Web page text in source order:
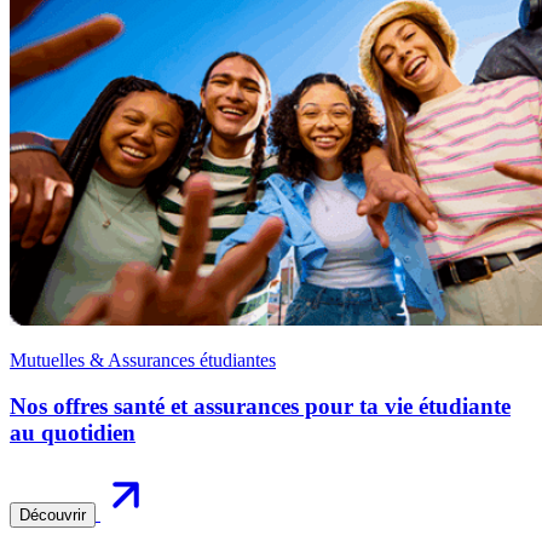
Mutuelles & Assurances étudiantes
Nos offres santé et assurances pour ta vie étudiante
au quotidien
Découvrir